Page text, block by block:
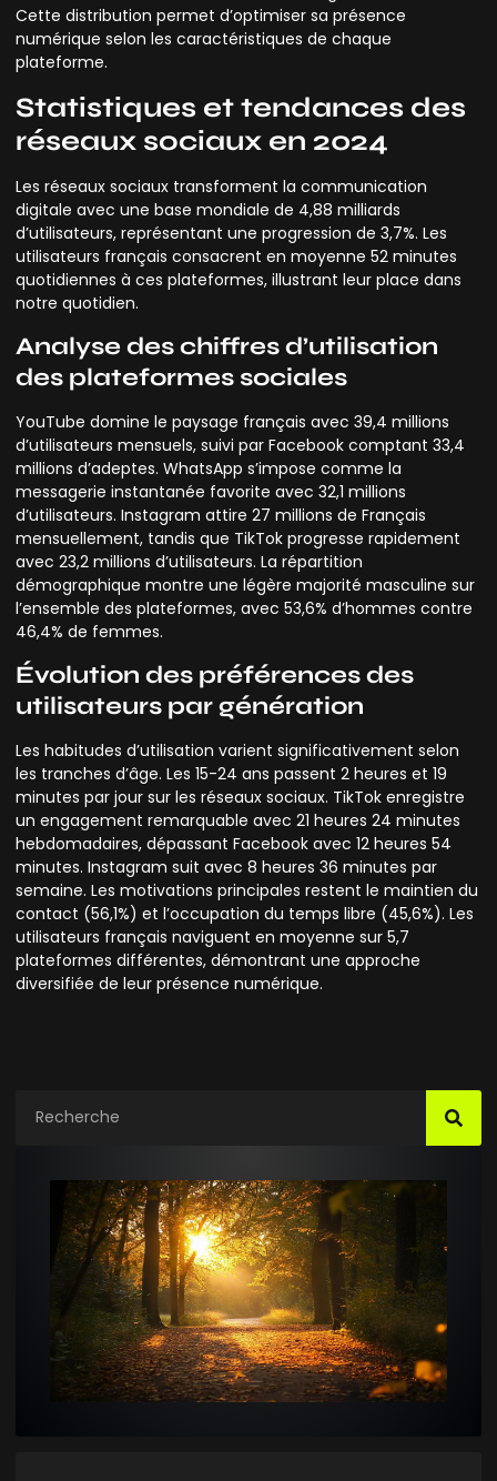
Cette distribution permet d’optimiser sa présence
numérique selon les caractéristiques de chaque
plateforme.
Statistiques et tendances des
réseaux sociaux en 2024
Les réseaux sociaux transforment la communication
digitale avec une base mondiale de 4,88 milliards
d’utilisateurs, représentant une progression de 3,7%. Les
utilisateurs français consacrent en moyenne 52 minutes
quotidiennes à ces plateformes, illustrant leur place dans
notre quotidien.
Analyse des chiffres d’utilisation
des plateformes sociales
YouTube domine le paysage français avec 39,4 millions
d’utilisateurs mensuels, suivi par Facebook comptant 33,4
millions d’adeptes. WhatsApp s’impose comme la
messagerie instantanée favorite avec 32,1 millions
d’utilisateurs. Instagram attire 27 millions de Français
mensuellement, tandis que TikTok progresse rapidement
avec 23,2 millions d’utilisateurs. La répartition
démographique montre une légère majorité masculine sur
l’ensemble des plateformes, avec 53,6% d’hommes contre
46,4% de femmes.
Évolution des préférences des
utilisateurs par génération
Les habitudes d’utilisation varient significativement selon
les tranches d’âge. Les 15-24 ans passent 2 heures et 19
minutes par jour sur les réseaux sociaux. TikTok enregistre
un engagement remarquable avec 21 heures 24 minutes
hebdomadaires, dépassant Facebook avec 12 heures 54
minutes. Instagram suit avec 8 heures 36 minutes par
semaine. Les motivations principales restent le maintien du
contact (56,1%) et l’occupation du temps libre (45,6%). Les
utilisateurs français naviguent en moyenne sur 5,7
plateformes différentes, démontrant une approche
diversifiée de leur présence numérique.